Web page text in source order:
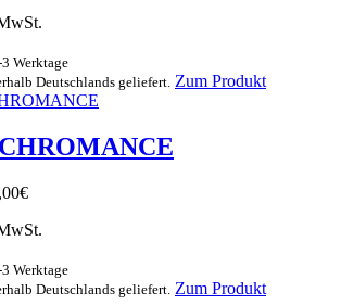
bis
Werktage
Deutschlands geliefert. Zum ProduktDieses
€Preisspanne:
bis
Werktage
Deutschlands geliefert. Zum ProduktDieses